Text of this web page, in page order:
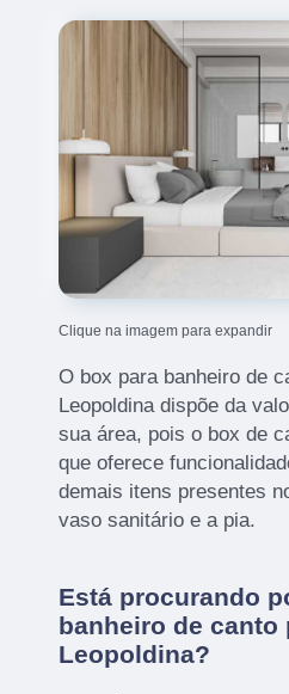
Clique na imagem para expandir
O box para banheiro de
Leopoldina dispõe da
sua área, pois o box de
que oferece
demais itens presentes
vaso sanitário e a pia.
Está procurando
banheiro de canto
Leopoldina?